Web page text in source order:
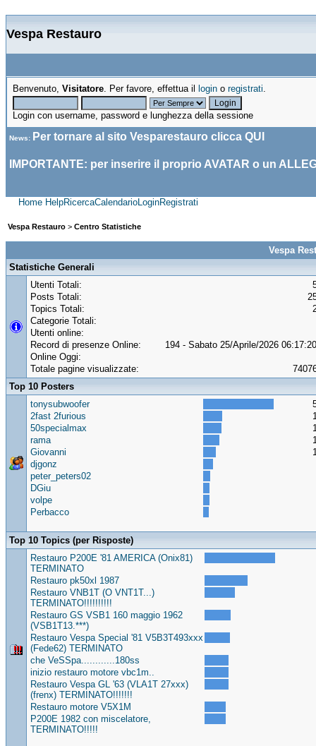
Vespa Restauro
Benvenuto, Visitatore. Per favore, effettua il login o registrati.
Login con username, password e lunghezza della sessione
News: Per tornare al sito Vesparestauro clicca QUI
IMPORTANTE: per inserire il proprio AVATAR o un
Home HelpRicercaCalendarioLoginRegistrati
Vespa Restauro > Centro Statistiche
Vespa
Statistiche Generali
Utenti Totali:
Posts Totali:
Topics Totali:
Categorie Totali:
Utenti online:
Record di presenze Online:
194 - Sabato 25/Aprile/2026
Online Oggi:
Totale pagine visualizzate:
Top 10 Posters
tonysubwoofer
2fast 2furious
50specialmax
rama
Giovanni
djgonz
peter_peters02
DGiu
volpe
Perbacco
Top 10 Topics (per Risposte)
Restauro P200E '81 AMERICA (Onix81)
TERMINATO
Restauro pk50xl 1987
Restauro VNB1T (O VNT1T...)
TERMINATO!!!!!!!!!!
Restauro GS VSB1 160 maggio 1962
(VSB1T13.***)
Restauro Vespa Special '81 V5B3T493xxx
(Fede62) TERMINATO
che VeSSpa............180ss
inizio restauro motore vbc1m..
Restauro Vespa GL '63 (VLA1T 27xxx)
(frenx) TERMINATO!!!!!!!
Restauro motore V5X1M
P200E 1982 con miscelatore,
TERMINATO!!!!!